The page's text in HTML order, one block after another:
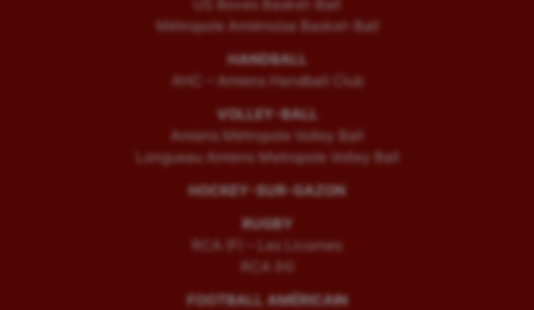
US Boves Basket-Ball
Métropole Amiénoise Basket-Ball
HANDBALL
AHC – Amiens Handball Club
VOLLEY-BALL
Amiens Métropole Volley Ball
Longueau Amiens Metropole Volley Ball
HOCKEY-SUR-GAZON
RUGBY
RCA (F) – Les Licornes
RCA (H)
FOOTBALL AMÉRICAIN